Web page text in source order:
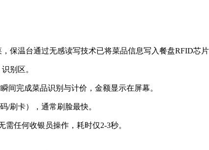
保温台通过无感读写技术已将菜品信息写入餐盘RFID芯
别区。
间完成菜品识别与计价，金额显示在屏幕。
/刷卡），通常刷脸最快。
任何收银员操作，耗时仅2-3秒。